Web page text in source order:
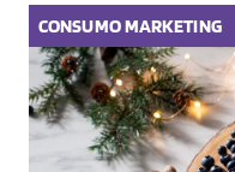
CONSUMOMARKETING